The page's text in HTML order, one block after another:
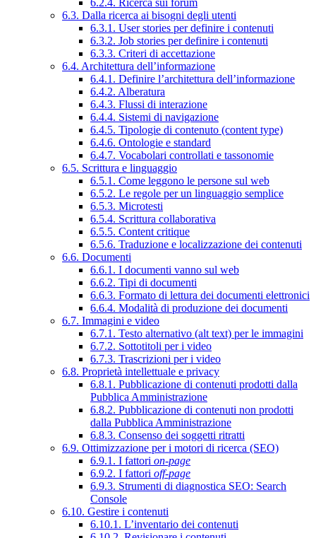
6.3. Dalla ricerca ai bisogni degli utenti
6.3.1. User stories per definire i contenuti
6.3.2. Job stories per definire i contenuti
6.3.3. Criteri di accettazione
6.4. Architettura dell’informazione
6.4.1. Definire l’architettura dell’informazione
6.4.2. Alberatura
6.4.3. Flussi di interazione
6.4.4. Sistemi di navigazione
6.4.5. Tipologie di contenuto (content type)
6.4.6. Ontologie e standard
6.4.7. Vocabolari controllati e tassonomie
6.5. Scrittura e linguaggio
6.5.1. Come leggono le persone sul web
6.5.2. Le regole per un linguaggio semplice
6.5.3. Microtesti
6.5.4. Scrittura collaborativa
6.5.5. Content critique
6.5.6. Traduzione e localizzazione dei contenuti
6.6. Documenti
6.6.1. I documenti vanno sul web
6.6.2. Tipi di documenti
6.6.3. Formato di lettura dei documenti elettronici
6.6.4. Modalità di produzione dei documenti
6.7. Immagini e video
6.7.1. Testo alternativo (alt text) per le immagini
6.7.2. Sottotitoli per i video
6.7.3. Trascrizioni per i video
6.8. Proprietà intellettuale e privacy
6.8.1. Pubblicazione di contenuti prodotti dalla
Pubblica Amministrazione
6.8.2. Pubblicazione di contenuti non prodotti
dalla Pubblica Amministrazione
6.8.3. Consenso dei soggetti ritratti
6.9. Ottimizzazione per i motori di ricerca (SEO)
6.9.1. I fattori on-page
6.9.2. I fattori off-page
6.9.3. Strumenti di diagnostica SEO: Search
Console
6.10. Gestire i contenuti
6.10.1. L’inventario dei contenuti